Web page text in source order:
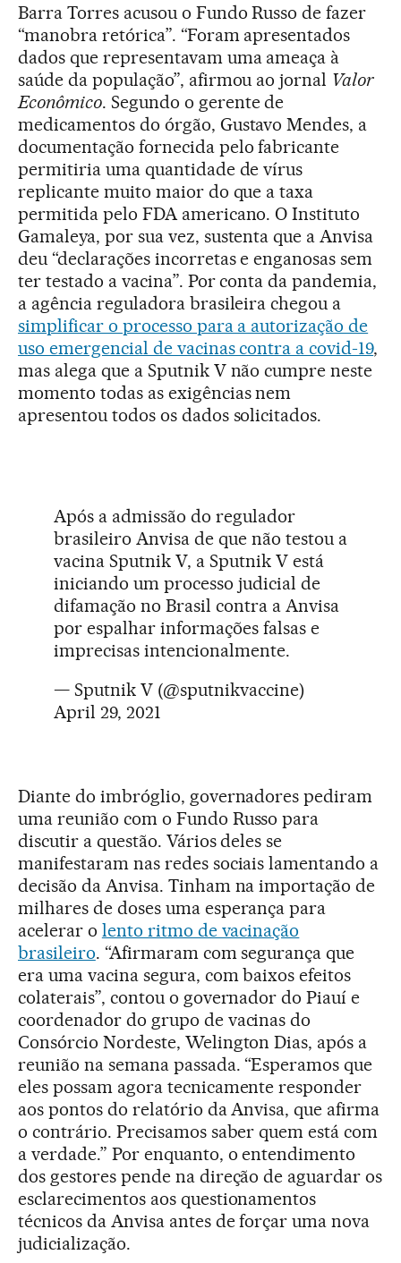
Barra Torres acusou o Fundo Russo de fazer
“manobra retórica”. “Foram apresentados
dados que representavam uma ameaça à
saúde da população”, afirmou ao jornal Valor
Econômico. Segundo o gerente de
medicamentos do órgão, Gustavo Mendes, a
documentação fornecida pelo fabricante
permitiria uma quantidade de vírus
replicante muito maior do que a taxa
permitida pelo FDA americano. O Instituto
Gamaleya, por sua vez, sustenta que a Anvisa
deu “declarações incorretas e enganosas sem
ter testado a vacina”. Por conta da pandemia,
a agência reguladora brasileira chegou a
simplificar o processo para a autorização de
uso emergencial de vacinas contra a covid-19,
mas alega que a Sputnik V não cumpre neste
momento todas as exigências nem
apresentou todos os dados solicitados.
Após a admissão do regulador
brasileiro Anvisa de que não testou a
vacina Sputnik V, a Sputnik V está
iniciando um processo judicial de
difamação no Brasil contra a Anvisa
por espalhar informações falsas e
imprecisas intencionalmente.
— Sputnik V (@sputnikvaccine)
April 29, 2021
Diante do imbróglio, governadores pediram
uma reunião com o Fundo Russo para
discutir a questão. Vários deles se
manifestaram nas redes sociais lamentando a
decisão da Anvisa. Tinham na importação de
milhares de doses uma esperança para
acelerar o lento ritmo de vacinação
brasileiro. “Afirmaram com segurança que
era uma vacina segura, com baixos efeitos
colaterais”, contou o governador do Piauí e
coordenador do grupo de vacinas do
Consórcio Nordeste, Welington Dias, após a
reunião na semana passada. “Esperamos que
eles possam agora tecnicamente responder
aos pontos do relatório da Anvisa, que afirma
o contrário. Precisamos saber quem está com
a verdade.” Por enquanto, o entendimento
dos gestores pende na direção de aguardar os
esclarecimentos aos questionamentos
técnicos da Anvisa antes de forçar uma nova
judicialização.